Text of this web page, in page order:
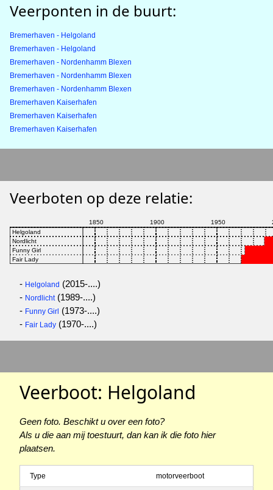
Veerponten in de buurt:
Bremerhaven - Helgoland
Bremerhaven - Helgoland
Bremerhaven - Nordenhamm Blexen
Bremerhaven - Nordenhamm Blexen
Bremerhaven - Nordenhamm Blexen
Bremerhaven Kaiserhafen
Bremerhaven Kaiserhafen
Bremerhaven Kaiserhafen
Veerboten op deze relatie:
- Helgoland (2015-....)
- Nordlicht(1989-....)
- Funny Girl (1973-....)
- Fair Lady (1970-....)
Veerboot: Helgoland
Geen foto. Beschikt u over een foto?
Als u die aan mij toestuurt, dan kan ik die foto hier
plaatsen.
Type motorveerboot